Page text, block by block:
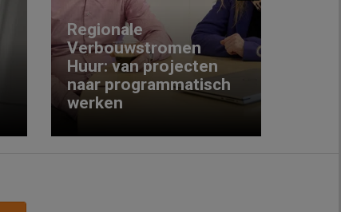
Regionale
Verbouwstromen
Huur: van projecten
naar programmatisch
werken
Next